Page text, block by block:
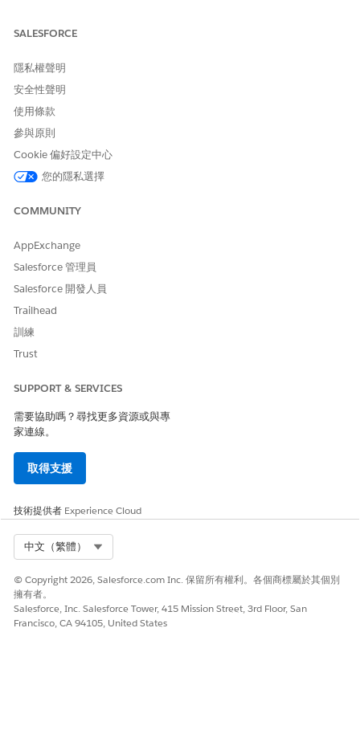
SALESFORCE
隱私權聲明
安全性聲明
使用條款
參與原則
Cookie 偏好設定中心
您的隱私選擇
COMMUNITY
AppExchange
Salesforce 管理員
Salesforce 開發人員
Trailhead
訓練
Trust
SUPPORT & SERVICES
需要協助嗎？尋找更多資源或與專
家連線。
取得支援
技術提供者 Experience Cloud
中文（繁體）
© Copyright 2026, Salesforce.com Inc. 保留所有權利。各個商標屬於其個別
擁有者。
Salesforce, Inc. Salesforce Tower, 415 Mission Street, 3rd Floor, San
Francisco, CA 94105, United States